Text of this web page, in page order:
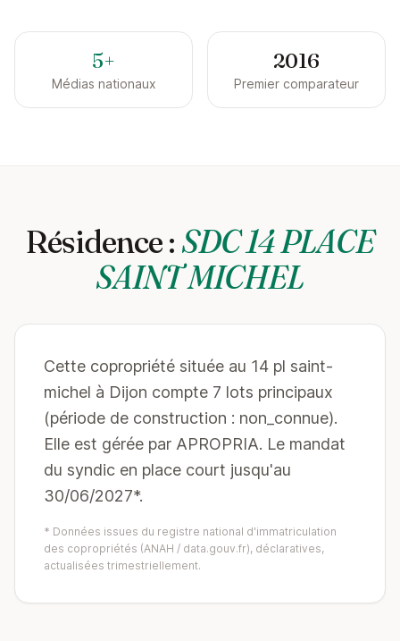
5+
Médias nationaux
2016
Premier comparateur
Résidence : SDC 14 PLACE
SAINT MICHEL
Cette copropriété située au 14 pl saint-
michel à Dijon compte 7 lots principaux
(période de construction : non_connue).
Elle est gérée par APROPRIA. Le mandat
du syndic en place court jusqu'au
30/06/2027*.
* Données issues du registre national d'immatriculation
des copropriétés (ANAH / data.gouv.fr), déclaratives,
actualisées trimestriellement.